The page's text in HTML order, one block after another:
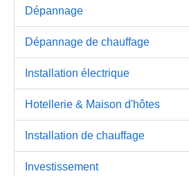
Dépannage
Dépannage de chauffage
Installation électrique
Hotellerie & Maison d'hôtes
Installation de chauffage
Investissement